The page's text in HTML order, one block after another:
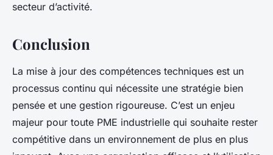
secteur d’activité.
Conclusion
La mise à jour des compétences techniques est un
processus continu qui nécessite une stratégie bien
pensée et une gestion rigoureuse. C’est un enjeu
majeur pour toute PME industrielle qui souhaite rester
compétitive dans un environnement de plus en plus